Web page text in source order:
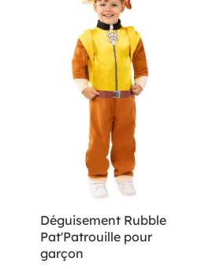
Déguisement Rubble
Pat'Patrouille pour
garçon